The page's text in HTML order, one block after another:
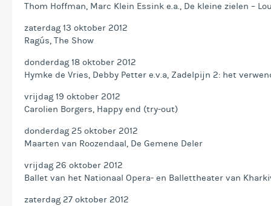
Thom Hoffman, Marc Klein Essink e.a., De kleine zielen –
zaterdag 13 oktober 2012
Ragús, The Show
donderdag 18 oktober 2012
Hymke de Vries, Debby Petter e.v.a, Zadelpijn 2: het
vrijdag 19 oktober 2012
Carolien Borgers, Happy end (try-out)
donderdag 25 oktober 2012
Maarten van Roozendaal, De Gemene Deler
vrijdag 26 oktober 2012
Ballet van het Nationaal Opera- en Ballettheater van
zaterdag 27 oktober 2012